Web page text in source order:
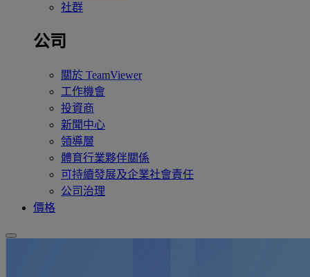
社群
公司
關於 TeamViewer
工作機會
投資商
新聞中心
領導層
體育行業夥伴關係
可持續發展及企業社會責任
公司治理
價格